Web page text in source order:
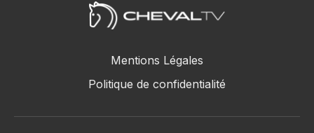
Mentions Légales
Politique de confidentialité